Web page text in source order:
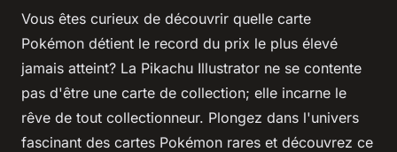
Vous êtes curieux de découvrir quelle carte
Pokémon détient le record du prix le plus élevé
jamais atteint? La Pikachu Illustrator ne se contente
pas d'être une carte de collection; elle incarne le
rêve de tout collectionneur. Plongez dans l'univers
fascinant des cartes Pokémon rares et découvrez ce